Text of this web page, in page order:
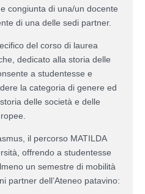
congiunta di una/un docente
di una delle sedi partner.
del corso di laurea
dedicato alla storia delle
a studentesse e
la categoria di genere ed
delle società e delle
il percorso MATILDA
offrendo a studentesse
un semestre di mobilità
partner dell’Ateneo patavino: